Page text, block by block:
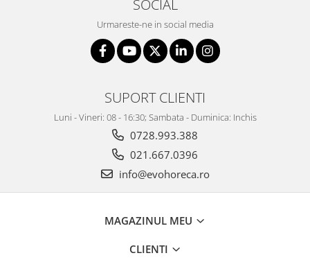
SOCIAL
Urmareste-ne in social media
SUPORT CLIENTI
Luni - Vineri: 08 - 16:30; Sambata - Duminica: Inchis
0728.993.388
021.667.0396
info@evohoreca.ro
MAGAZINUL MEU
CLIENTI